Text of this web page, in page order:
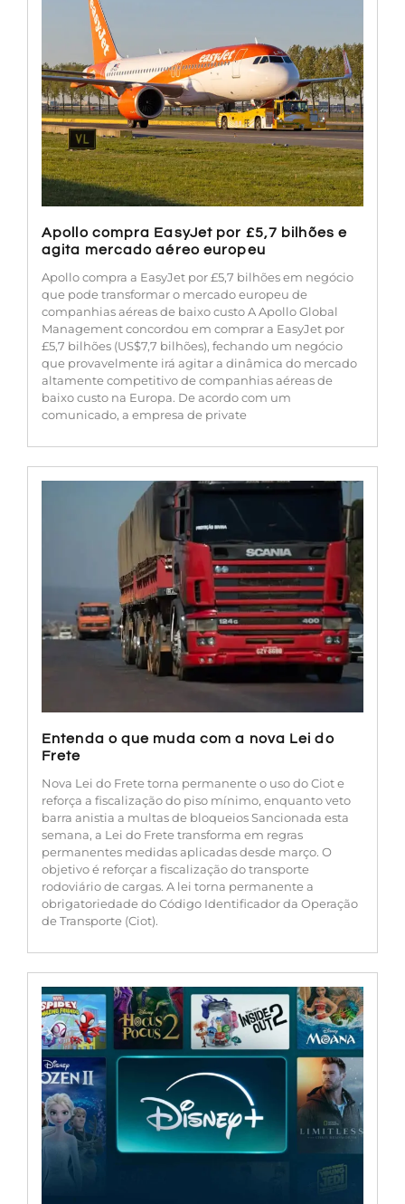
Apollo compra EasyJet por £5,7 bilhões e
agita mercado aéreo europeu
Apollo compra a EasyJet por £5,7 bilhões em negócio
que pode transformar o mercado europeu de
companhias aéreas de baixo custo A Apollo Global
Management concordou em comprar a EasyJet por
£5,7 bilhões (US$7,7 bilhões), fechando um negócio
que provavelmente irá agitar a dinâmica do mercado
altamente competitivo de companhias aéreas de
baixo custo na Europa. De acordo com um
comunicado, a empresa de private
Entenda o que muda com a nova Lei do
Frete
Nova Lei do Frete torna permanente o uso do Ciot e
reforça a fiscalização do piso mínimo, enquanto veto
barra anistia a multas de bloqueios Sancionada esta
semana, a Lei do Frete transforma em regras
permanentes medidas aplicadas desde março. O
objetivo é reforçar a fiscalização do transporte
rodoviário de cargas. A lei torna permanente a
obrigatoriedade do Código Identificador da Operação
de Transporte (Ciot).